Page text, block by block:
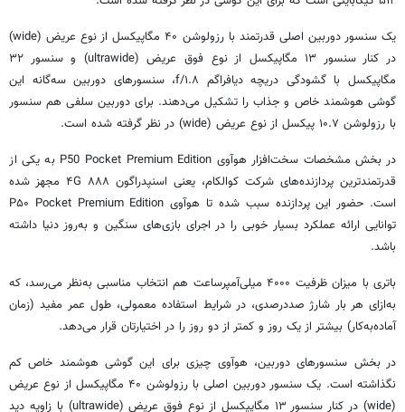
یک سنسور دوربین اصلی قدرتمند با رزولوشن ۴۰ مگاپیکسل از نوع عریض (wide)
در کنار سنسور ۱۳ مگاپیکسل از نوع فوق عریض (ultrawide) و سنسور ۳۲
مگاپیکسل با گشودگی دریچه دیافراگم f/۱.۸، سنسورهای دوربین سه‌گانه این
گوشی هوشمند خاص و جذاب را تشکیل می‌دهند. برای دوربین سلفی هم سنسور
با رزولوشن ۱۰.۷ پیکسل از نوع عریض (wide) در نظر گرفته شده است.
در بخش مشخصات سخت‌افزار هوآوی P50 Pocket Premium Edition به یکی از
قدرتمندترین پردازنده‌های شرکت کوالکام، یعنی اسنپدراگون ۸۸۸ ۴G مجهز شده
است. حضور این پردازنده سبب شده تا هوآوی P۵۰ Pocket Premium Edition
توانایی ارائه عملکرد بسیار خوبی را در اجرای بازی‌های سنگین و به‌روز دنیا داشته
باشد.
باتری با میزان ظرفیت
میلی‌آمپرساعت هم انتخاب مناسبی به‌نظر می‌رسد، که
به‌ازای هر بار شارژ صددرصدی، در شرایط استفاده معمولی، طول عمر مفید (زمان
آماده‌به‌کار) بیشتر از یک روز و کمتر از دو روز را در اختیارتان قرار می‌دهد.
در بخش سنسورهای دوربین، هوآوی چیزی برای این گوشی هوشمند خاص کم
نگذاشته است. یک سنسور دوربین اصلی با رزولوشن ۴۰ مگاپیکسل از نوع عریض
(wide) در کنار سنسور ۱۳ مگاپیکسل از نوع فوق عریض (ultrawide) با زاویه دید